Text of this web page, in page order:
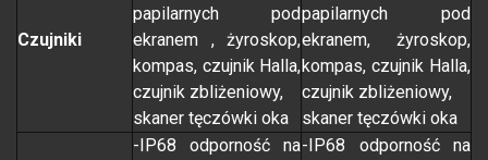
Czujniki
papilarnych pod
ekranem , żyroskop,
kompas, czujnik Halla,
czujnik zbliżeniowy,
skaner tęczówki oka
papilarnych pod
ekranem, żyroskop,
kompas, czujnik Halla,
czujnik zbliżeniowy,
skaner tęczówki oka
-IP68 odporność na-IP68 odporność na